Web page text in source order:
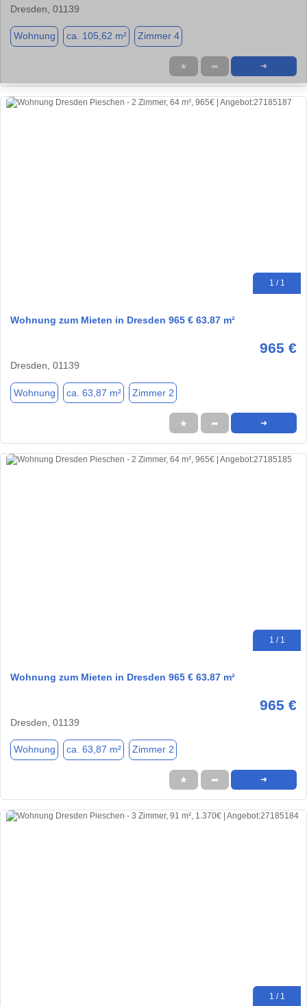
Dresden, 01139
Wohnung ca. 105,62 m² Zimmer 4
★ ➦ ➜
1 / 1
Wohnung zum Mieten in Dresden 965 € 63.87 m²
965 €
Dresden, 01139
Wohnung ca. 63,87 m² Zimmer 2
★ ➦ ➜
1 / 1
Wohnung zum Mieten in Dresden 965 € 63.87 m²
965 €
Dresden, 01139
Wohnung ca. 63,87 m² Zimmer 2
★ ➦ ➜
1 / 1